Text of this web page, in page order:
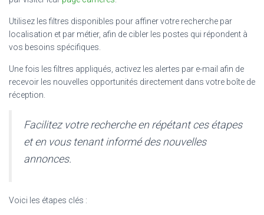
Utilisez les filtres disponibles pour affiner votre recherche par
localisation et par métier, afin de cibler les postes qui répondent à
vos besoins spécifiques.
Une fois les filtres appliqués, activez les alertes par e-mail afin de
recevoir les nouvelles opportunités directement dans votre boîte de
réception.
Facilitez votre recherche en répétant ces étapes
et en vous tenant informé des nouvelles
annonces.
Voici les étapes clés :